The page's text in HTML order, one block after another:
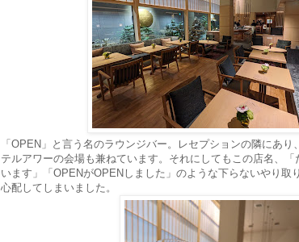
「OPEN」と言う名のラウンジバー。レセプションの隣にあ
テルアワーの会場も兼ねています。それにしてもこの店名、
います」「OPENがOPENしました」のような下らないやり取
心配してしまいました。